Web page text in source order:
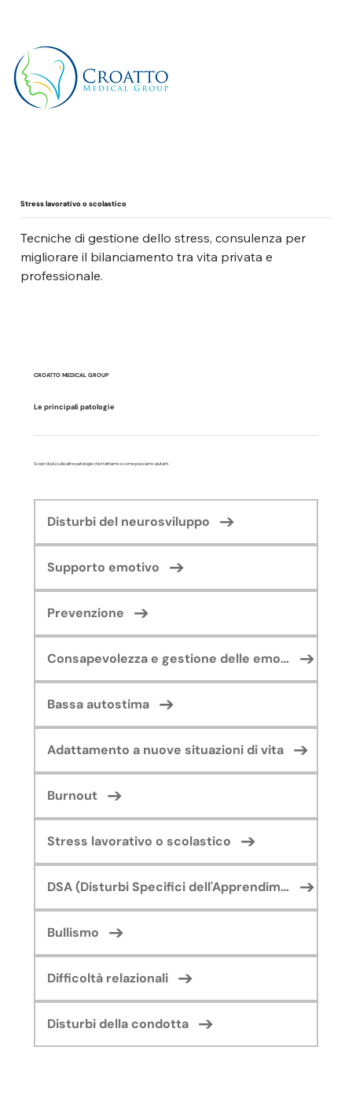
Stress lavorativo o scolastico
Tecniche di gestione dello stress, consulenza per
migliorare il bilanciamento tra vita privata e
professionale.
CROATTO MEDICAL GROUP
Le principali patologie
Scopri di più sulle altre patologie che trattiamo e come possiamo aiutarti.
Disturbi del neurosviluppo
Supporto emotivo
Prevenzione
Consapevolezza e gestione delle emozioni
Bassa autostima
Adattamento a nuove situazioni di vita
Burnout
Stress lavorativo o scolastico
DSA (Disturbi Specifici dell'Apprendimento)
Bullismo
Difficoltà relazionali
Disturbi della condotta